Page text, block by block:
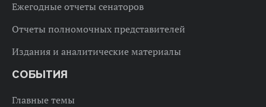
Ежегодные отчеты сенаторов
Отчеты полномочных представителей
Издания и аналитические материалы
СОБЫТИЯ
Главные темы